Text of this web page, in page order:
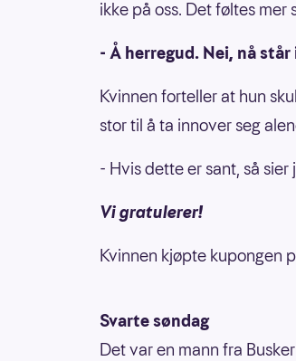
ikke på oss. Det føltes mer
- Å herregud. Nei, nå
Kvinnen forteller at hun
stor til å ta innover seg
- Hvis dette er sant, så sier
Vi gratulerer!
Kvinnen kjøpte kupongen
Svarte søndag
Det var en mann fra